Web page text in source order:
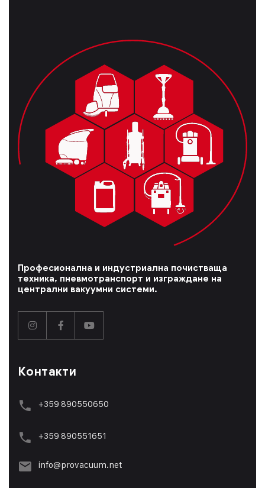
Професионална и индустриална почистваща
техника, пневмотранспорт и изграждане на
централни вакуумни системи.
Контакти
+359 890550650
+359 890551651
info@provacuum.net